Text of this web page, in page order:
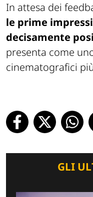
In attesa dei
le prime
decisamente
presenta come
cinematografici
GLI